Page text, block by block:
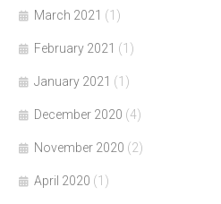
March 2021 (1)
February 2021 (1)
January 2021 (1)
December 2020 (4)
November 2020 (2)
April 2020 (1)